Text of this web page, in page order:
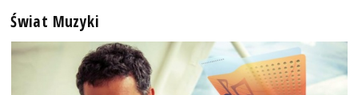
Świat Muzyki